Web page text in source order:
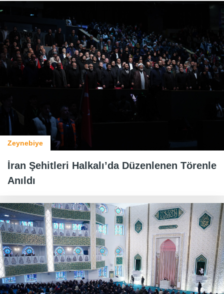
Zeynebiye
İran Şehitleri Halkalı’da Düzenlenen Törenle
Anıldı